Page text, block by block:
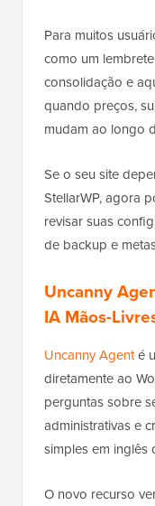
Para muitos
como um
consolidação e
quando preços,
mudam ao longo
Se o seu site
StellarWP, agora
revisar suas
de backup e
Uncanny
IA Mãos-
Uncanny Agenté
diretamente ao
perguntas sobre
administrativas e
simples em inglês
O novo recurso